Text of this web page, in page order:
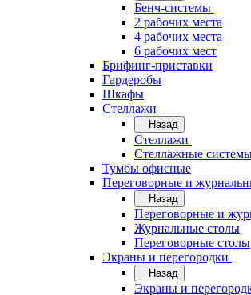
Бенч-системы
2 рабочих места
4 рабочих места
6 рабочих мест
Брифинг-приставки
Гардеробы
Шкафы
Стеллажи
Назад
Стеллажи
Стеллажные
Тумбы офисные
Переговорные и
Назад
Переговорные и
Журнальные столы
Переговорные столы
Экраны и перегородки
Назад
Экраны и